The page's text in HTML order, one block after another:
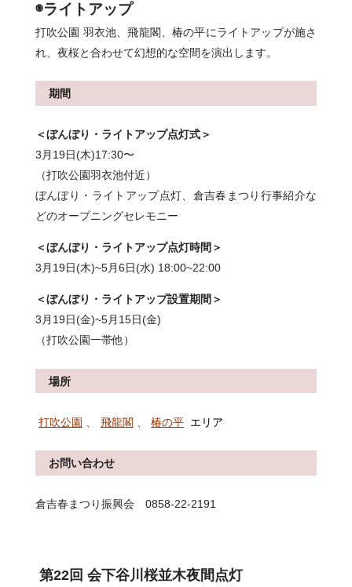
◉ライトアップ
打吹公園 羽衣池、飛龍閣、椿の平にライトアップが施さ
れ、夜桜と合わせて幻想的な空間を演出します。
期間
＜ぼんぼり・ライトアップ点灯式＞
3月19日(木)17:30〜
（打吹公園羽衣池付近）
ぼんぼり・ライトアップ点灯、倉吉春まつり行事紹介な
どのオープニングセレモニー
＜ぼんぼり・ライトアップ点灯時間＞
3月19日(木)~5月6日(水) 18:00~22:00
＜ぼんぼり・ライトアップ設置期間＞
3月19日(金)~5月15日(金)
（打吹公園一帯他）
場所
打吹公園 飛龍閣 椿の平 エリア
お問い合わせ
倉吉春まつり振興会 0858-22-2191
第22回 会下谷川桜並木夜間点灯